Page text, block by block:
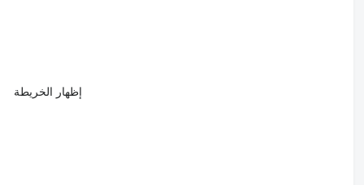
إظهار الخريطة